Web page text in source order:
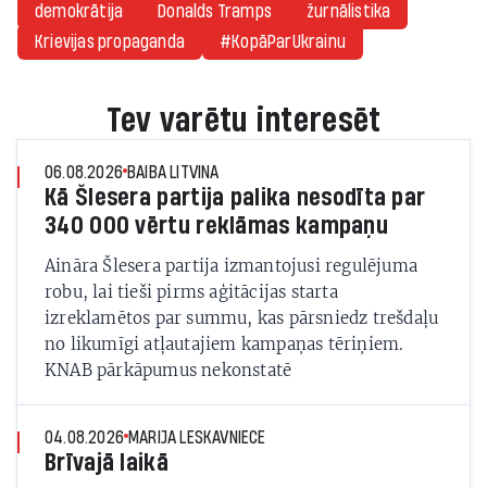
demokrātija
Donalds Tramps
žurnālistika
Krievijas propaganda
#KopāParUkrainu
Tev varētu interesēt
06.08.2026 BAIBA LITVINA
Kā Šlesera partija palika nesodīta par
340 000 vērtu reklāmas kampaņu
Aināra Šlesera partija izmantojusi regulējuma
robu, lai tieši pirms aģitācijas starta
izreklamētos par summu, kas pārsniedz trešdaļu
no likumīgi atļautajiem kampaņas tēriņiem.
KNAB pārkāpumus nekonstatē
04.08.2026 MARIJA LESKAVNIECE
Brīvajā laikā